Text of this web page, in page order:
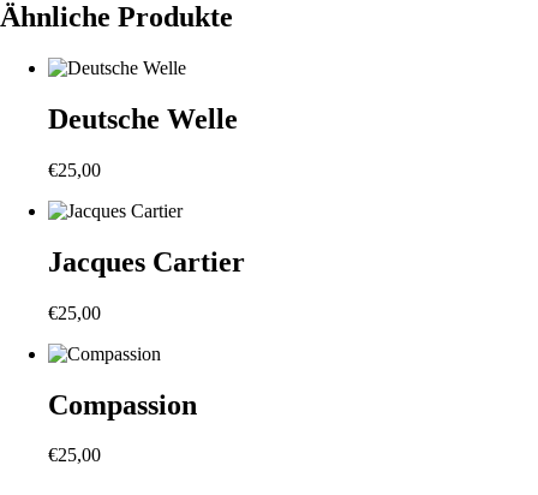
Ähnliche Produkte
Deutsche Welle
€25,00
Jacques Cartier
€25,00
Compassion
€25,00